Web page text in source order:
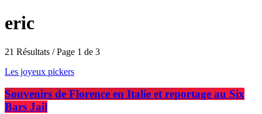
eric
21 Résultats / Page 1 de 3
Les joyeux pickers
Souvenirs de Florence en Italie et reportage au Six
Bars Jail